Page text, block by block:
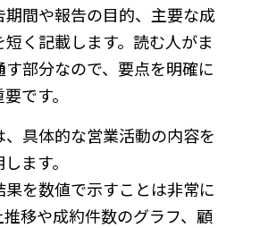
期間や報告の目的、主要な成
く記載します。読む人がま
部分なので、要点を明確に
です。
、具体的な営業活動の内容を
ます。
果を数値で示すことは非常に
移や成約件数のグラフ、顧